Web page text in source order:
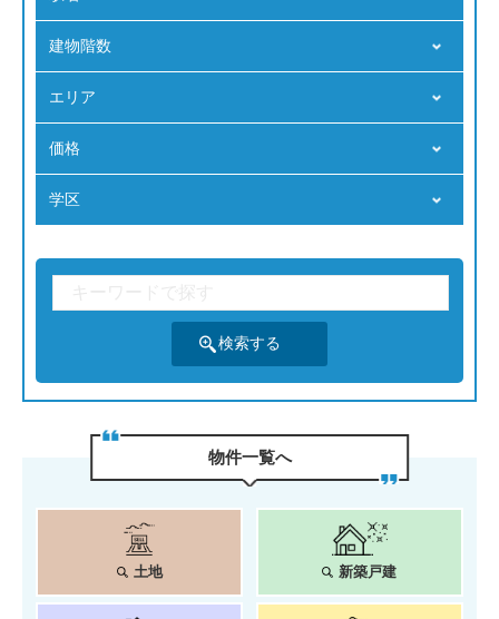
建物階数
エリア
価格
学区
物件⼀覧へ
土地 新築戸建